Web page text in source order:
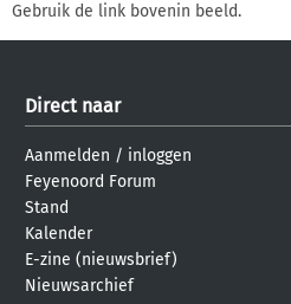
Gebruik de link bovenin beeld.
Direct naar
Aanmelden / inloggen
Feyenoord Forum
Stand
Kalender
E-zine (nieuwsbrief)
Nieuwsarchief